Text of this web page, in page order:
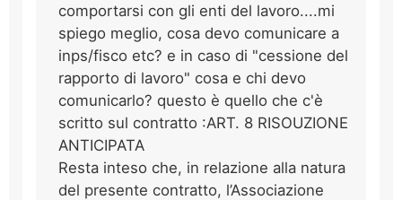
comportarsi con gli enti del lavoro....mi
spiego meglio, cosa devo comunicare a
inps/fisco etc? e in caso di "cessione del
rapporto di lavoro" cosa e chi devo
comunicarlo? questo è quello che c'è
scritto sul contratto :ART. 8 RISOUZIONE
ANTICIPATA
Resta inteso che, in relazione alla natura
del presente contratto, l’Associazione